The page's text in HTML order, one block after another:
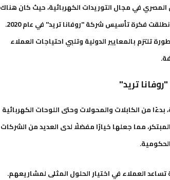
في مجال التوريدات الكهربائية، حيث كان هناك
نقص في المنتجات عالية الجودة بأسعار معقولة. من هنا، انطلقت فكرة تأسيس شركة "روفانا تريد" في عام 2020.
تلتزم بالمعايير الدولية وتلبي احتياجات العملاء
تريد"
من الكابلات والمحولات وحتى اللوحات الكهربائية
مما جعلها خيارًا مفضلًا لدى العديد من الشركات
العملاء في اختيار الحلول المثلى لمشاريعهم.